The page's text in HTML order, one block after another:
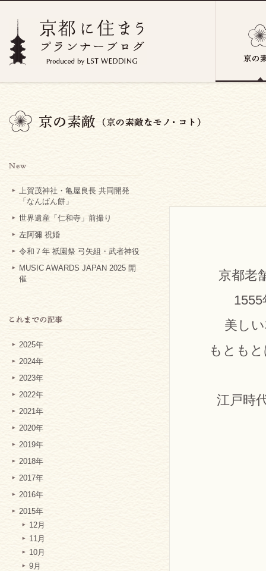
上賀茂神社・亀屋良長 共同開発
「なんばん餅」
世界遺産「仁和寺」前撮り
左阿彌 祝婚
令和７年 祇園祭 弓矢組・武者神役
MUSIC AWARDS JAPAN 2025 開
催
2025年
2024年
2023年
2022年
2021年
2020年
2019年
2018年
2017年
2016年
2015年
12月
11月
10月
9月
京都老
美し
もとも
江戸時